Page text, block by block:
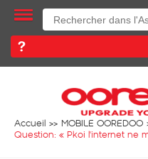
Accueil
MOBILE OOREDOO
Question: « Pkoi l'internet ne